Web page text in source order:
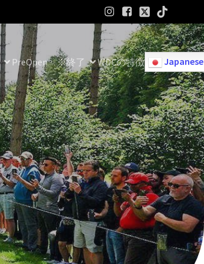
PreOpen　※終了 WDCの特徴 Japanese